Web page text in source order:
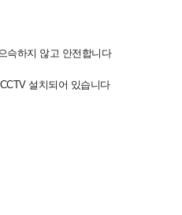
슥하지 않고 안전합니다
설치되어 있습니다